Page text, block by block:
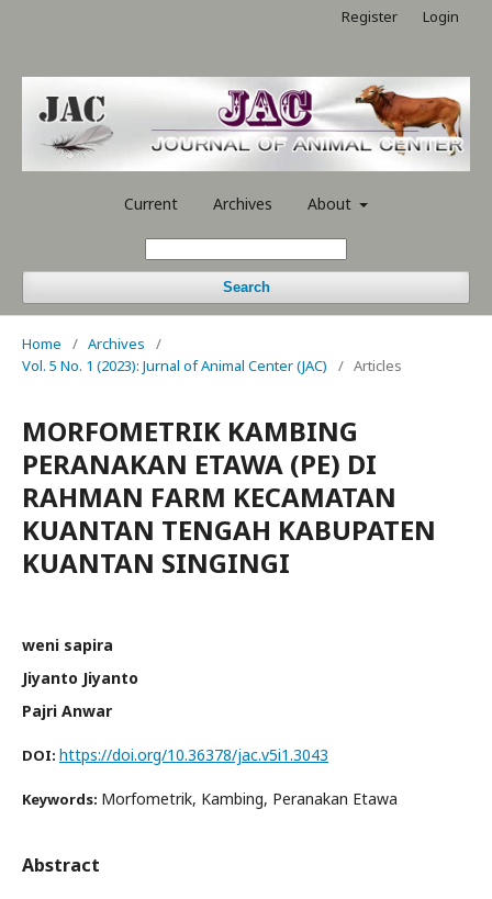
Current Archives About
Search
Register Login
Home / Archives
/
Vol. 5 No. 1 (2023): Jurnal of Animal Center (JAC)
/ Articles
MORFOMETRIK KAMBING
PERANAKAN ETAWA (PE) DI
RAHMAN FARM KECAMATAN
KUANTAN TENGAH KABUPATEN
KUANTAN SINGINGI
weni sapira
Jiyanto Jiyanto
Pajri Anwar
DOI: https://doi.org/10.36378/jac.v5i1.3043
Keywords: Morfometrik, Kambing, Peranakan Etawa
Abstract